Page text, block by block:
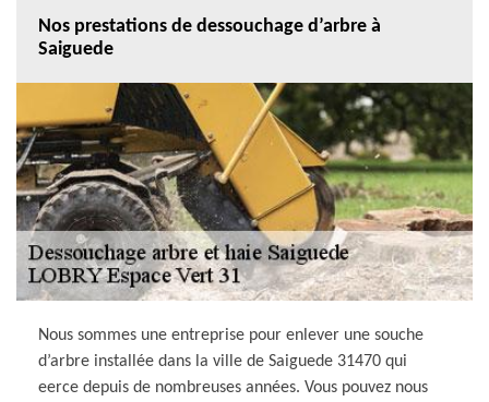
Nos prestations de dessouchage d’arbre à
Saiguede
Nous sommes une entreprise pour enlever une souche
d’arbre installée dans la ville de Saiguede 31470 qui
eerce depuis de nombreuses années. Vous pouvez nous